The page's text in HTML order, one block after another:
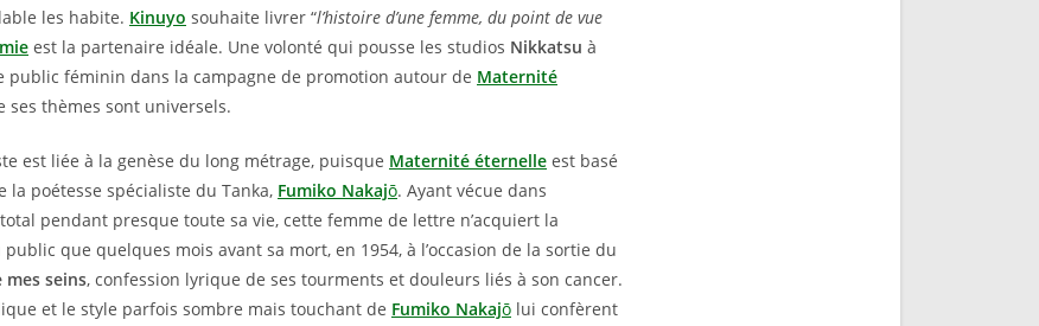
les habite. Kinuyo souhaite livrer “l’histoire d’une femme, du point de vue
est la partenaire idéale. Une volonté qui pousse les studios Nikkatsu à
public féminin dans la campagne de promotion autour de Maternité
ses thèmes sont universels.
est liée à la genèse du long métrage, puisque Maternité éternelle est basé
la poétesse spécialiste du Tanka, Fumiko Nakajō. Ayant vécue dans
pendant presque toute sa vie, cette femme de lettre n’acquiert la
que quelques mois avant sa mort, en 1954, à l’occasion de la sortie du
mes seins, confession lyrique de ses tourments et douleurs liés à son cancer.
et le style parfois sombre mais touchant de Fumiko Nakajō lui confèrent